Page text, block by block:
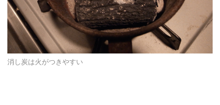
消し炭は火がつきやすい